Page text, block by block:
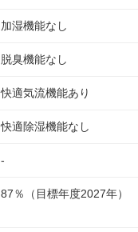
加湿機能なし
脱臭機能なし
快適気流機能あり
快適除湿機能なし
-
87％（目標年度2027年）